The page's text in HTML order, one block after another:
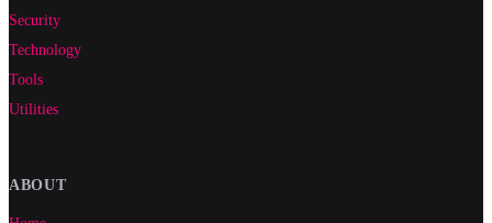
Security
Technology
Tools
Utilities
ABOUT